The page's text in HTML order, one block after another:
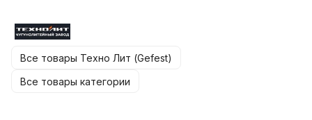
Все товары Техно Лит (Gefest)
Все товары категории